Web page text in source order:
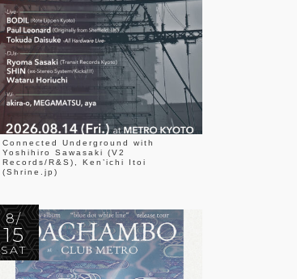
Connected Underground with
Yoshihiro Sawasaki (V2
Records/R&S), Ken’ichi Itoi
(Shrine.jp)
8/
15
SAT